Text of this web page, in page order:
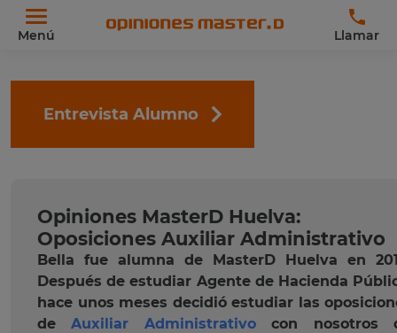
Menú Llamar
Entrevista Alumno
Opiniones MasterD Huelva:
Oposiciones Auxiliar Administrativo
Bella fue alumna de MasterD Huelva en
Después de estudiar Agente de Hacienda
hace unos meses decidió estudiar las
deAuxiliar Administrativocon nosotros